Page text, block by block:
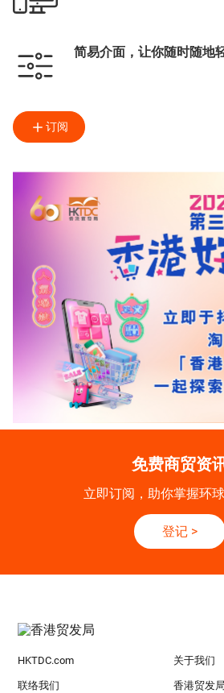
简易介面，让你随时随地
订阅
免费商贸资
立即订阅，助你掌握环
登记 >
HKTDC.com 关于我们
联络我们 香港贸发